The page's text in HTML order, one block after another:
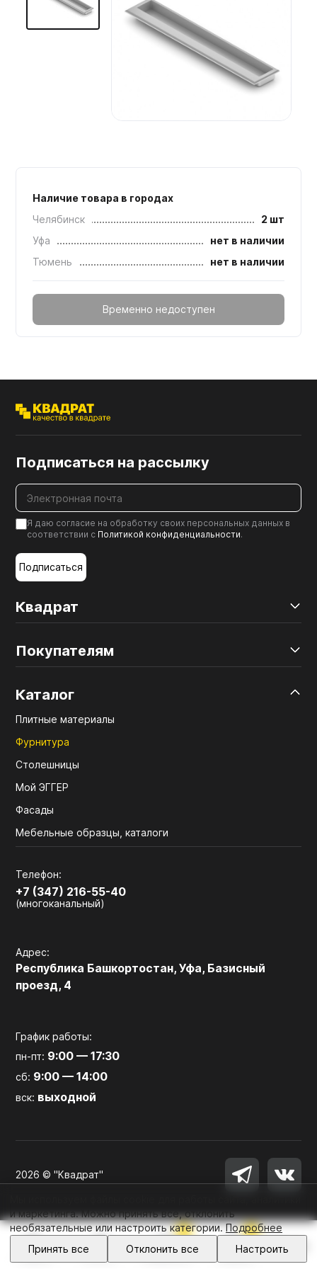
Главная Каталог Избранное
0
Корзина
0
Войти
Мебельные образцы, каталоги
Наличие товара в городах
Челябинск
2 шт
Уфа
нет в наличии
Тюмень
нет в наличии
Временно недоступен
Квадрат
Покупателям
Каталог
Плитные материалы
Фурнитура
Столешницы
Мой ЭГГЕР
Фасады
Мебельные образцы, каталоги
Телефон:
+7 (347) 216-55-40
(многоканальный)
Адрес:
Республика Башкортостан, Уфа, Базисный
проезд, 4
График работы:
пн-пт: 9:00 — 17:30
сб: 9:00 — 14:00
вск: выходной
Подписаться на рассылку
Я даю согласие на обработку своих персональных данных в
соответствии с Политикой конфиденциальности.
Подписаться
2026 © "Квадрат"
и маркетинга. Можно принять все, отклонить
необязательные или настроить категории.Подробнее
Принять все
Отклонить все Настроить